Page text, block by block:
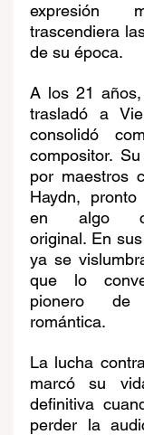
expresión
trascendiera
de su época.
A los 21
trasladó a
consolidó
compositor.
por maestros
Haydn,
en algo
original. En
ya se
que lo
pionero
romántica.
La lucha
marcó su
definitiva
perder la